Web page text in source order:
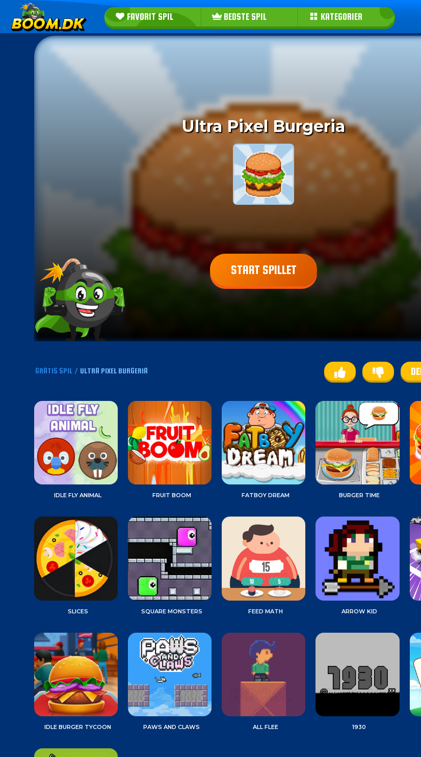
FAVORIT SPIL BEDSTE SPIL KATEGORIER
Ultra Pixel Burgeria
START SPILLET
GRATIS SPIL / ULTRA PIXEL BURGERIA
IDLE FLY ANIMAL FRUIT BOOM FATBOY DREAM BURGER TIME
SLICES SQUARE MONSTERS FEED MATH ARROW KID
IDLE BURGER TYCOON PAWS AND CLAWS ALL FLEE 1930